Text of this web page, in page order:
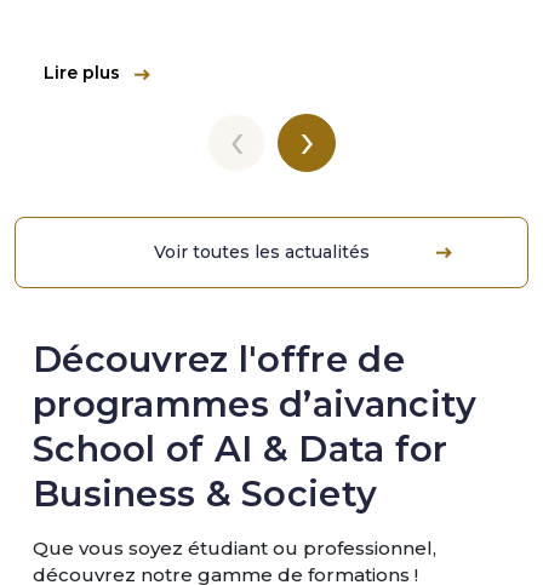
Lire plus
‹ ›
Voir toutes les actualités
Découvrez l'offre de
programmes d’aivancity
School of AI & Data for
Business & Society
Que vous soyez étudiant ou professionnel,
découvrez notre gamme de formations !